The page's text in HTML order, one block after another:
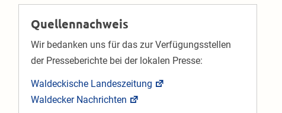
Quellennachweis
Wir bedanken uns für das zur Verfügungsstellen
der Presseberichte bei der lokalen Presse:
Waldeckische Landeszeitung
Waldecker Nachrichten